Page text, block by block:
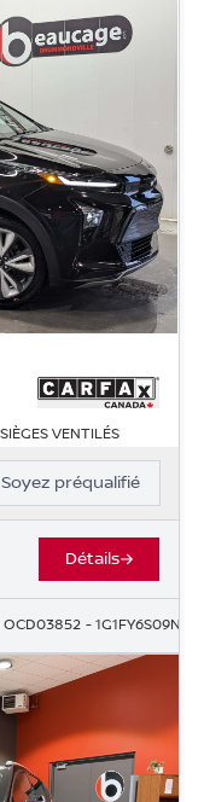
VENTILÉS
Soyez préqualifié
Détails
OCD03852 -